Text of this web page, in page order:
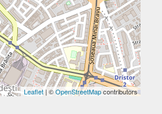
Leaflet| ©OpenStreetMapcontributors